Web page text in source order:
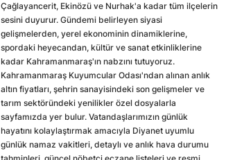
Çağlayancerit, Ekinözü ve Nurhak'a kadar tüm ilçelerin
sesini duyurur. Gündemi belirleyen siyasi
gelişmelerden, yerel ekonominin dinamiklerine,
spordaki heyecandan, kültür ve sanat etkinliklerine
kadar Kahramanmaraş'ın nabzını tutuyoruz.
Kahramanmaraş Kuyumcular Odası'ndan alınan anlık
altın fiyatları, şehrin sanayisindeki son gelişmeler ve
tarım sektöründeki yenilikler özel dosyalarla
sayfamızda yer bulur. Vatandaşlarımızın günlük
hayatını kolaylaştırmak amacıyla Diyanet uyumlu
günlük namaz vakitleri, detaylı ve anlık hava durumu